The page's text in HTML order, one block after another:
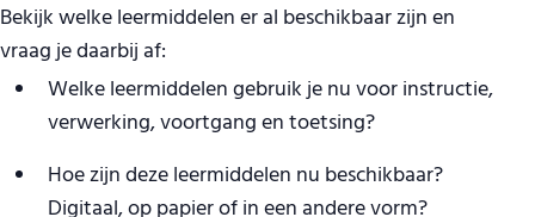
Bekijk welke leermiddelen er al beschikbaar zijn en
vraag je daarbij af:
Welke leermiddelen gebruik je nu voor instructie,
verwerking, voortgang en toetsing?
Hoe zijn deze leermiddelen nu beschikbaar?
Digitaal, op papier of in een andere vorm?